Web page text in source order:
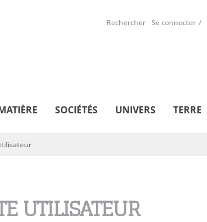
Rechercher Se connecter
SOCIÉTÉS UNIVERS TERRE
UTILISATEUR